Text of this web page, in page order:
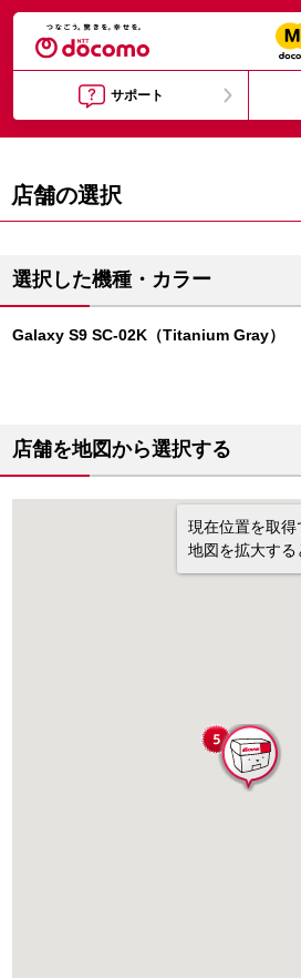
サポート
店舗の選択
選択した機種・カラー
Galaxy S9 SC-02K（Titanium Gray）
店舗を地図から選択する
現在位置を取得
地図を拡大する